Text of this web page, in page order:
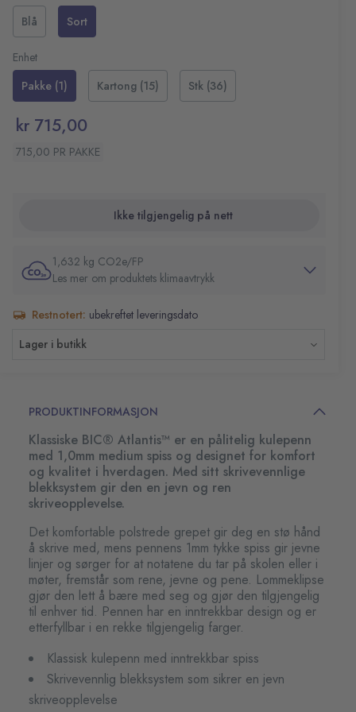
tid. Pennen har en inntrekkbar design og er etterfyllbar i
en rekke tilgjengelig farger.
Mykt grep for komfortabel skriving
Lommeklips
Farge: Sort
Antall: 36 stk
Sertifisering: ISO 12757-1 og 12757-16
Blå
Sort
Enhet
Pakke (1)
Kartong (15) Stk (36)
kr 715,00
715,00 PR PAKKE
Ikke tilgjengelig på nett
1,632 kg CO2e/FP
Les mer om produktets klimaavtrykk
Restnotert: ubekreftet leveringsdato
Lager i butikk
PRODUKTINFORMASJON
Klassiske BIC® Atlantis™ er en pålitelig kulepenn
med 1,0mm medium spiss og designet for komfort
og kvalitet i hverdagen. Med sitt skrivevennlige
blekksystem gir den en jevn og ren
skriveopplevelse.
Det komfortable polstrede grepet gir deg en stø hånd
å skrive med, mens pennens 1mm tykke spiss gir jevne
linjer og sørger for at notatene du tar på skolen eller i
møter, fremstår som rene, jevne og pene. Lommeklipse
gjør den lett å bære med seg og gjør den tilgjengelig
til enhver tid. Pennen har en inntrekkbar design og er
etterfyllbar i en rekke tilgjengelig farger.
Klassisk kulepenn med inntrekkbar spiss
Skrivevennlig blekksystem som sikrer en jevn
skriveopplevelse